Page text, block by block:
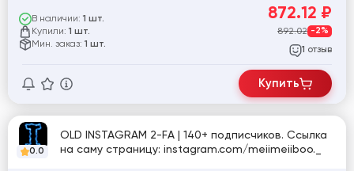
В наличии: 1 шт.
Купили: 1 шт.
Мин. заказ: 1 шт.
872.12 ₽
892.02 -2%
1 отзыв
Купить
0.0
OLD INSTAGRAM 2-FA | 140+ подписчиков. Ссылка
на саму страницу: instagram.com/meiimeiiboo._